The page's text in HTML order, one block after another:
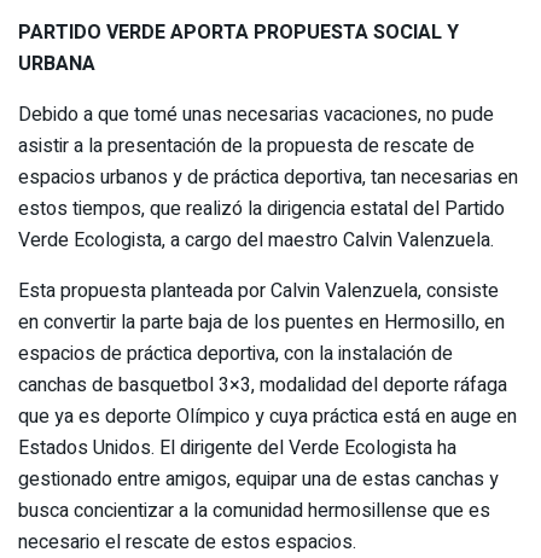
PARTIDO VERDE APORTA PROPUESTA SOCIAL Y
URBANA
Debido a que tomé unas necesarias vacaciones, no pude
asistir a la presentación de la propuesta de rescate de
espacios urbanos y de práctica deportiva, tan necesarias en
estos tiempos, que realizó la dirigencia estatal del Partido
Verde Ecologista, a cargo del maestro Calvin Valenzuela.
Esta propuesta planteada por Calvin Valenzuela, consiste
en convertir la parte baja de los puentes en Hermosillo, en
espacios de práctica deportiva, con la instalación de
canchas de basquetbol 3×3, modalidad del deporte ráfaga
que ya es deporte Olímpico y cuya práctica está en auge en
Estados Unidos. El dirigente del Verde Ecologista ha
gestionado entre amigos, equipar una de estas canchas y
busca concientizar a la comunidad hermosillense que es
necesario el rescate de estos espacios.